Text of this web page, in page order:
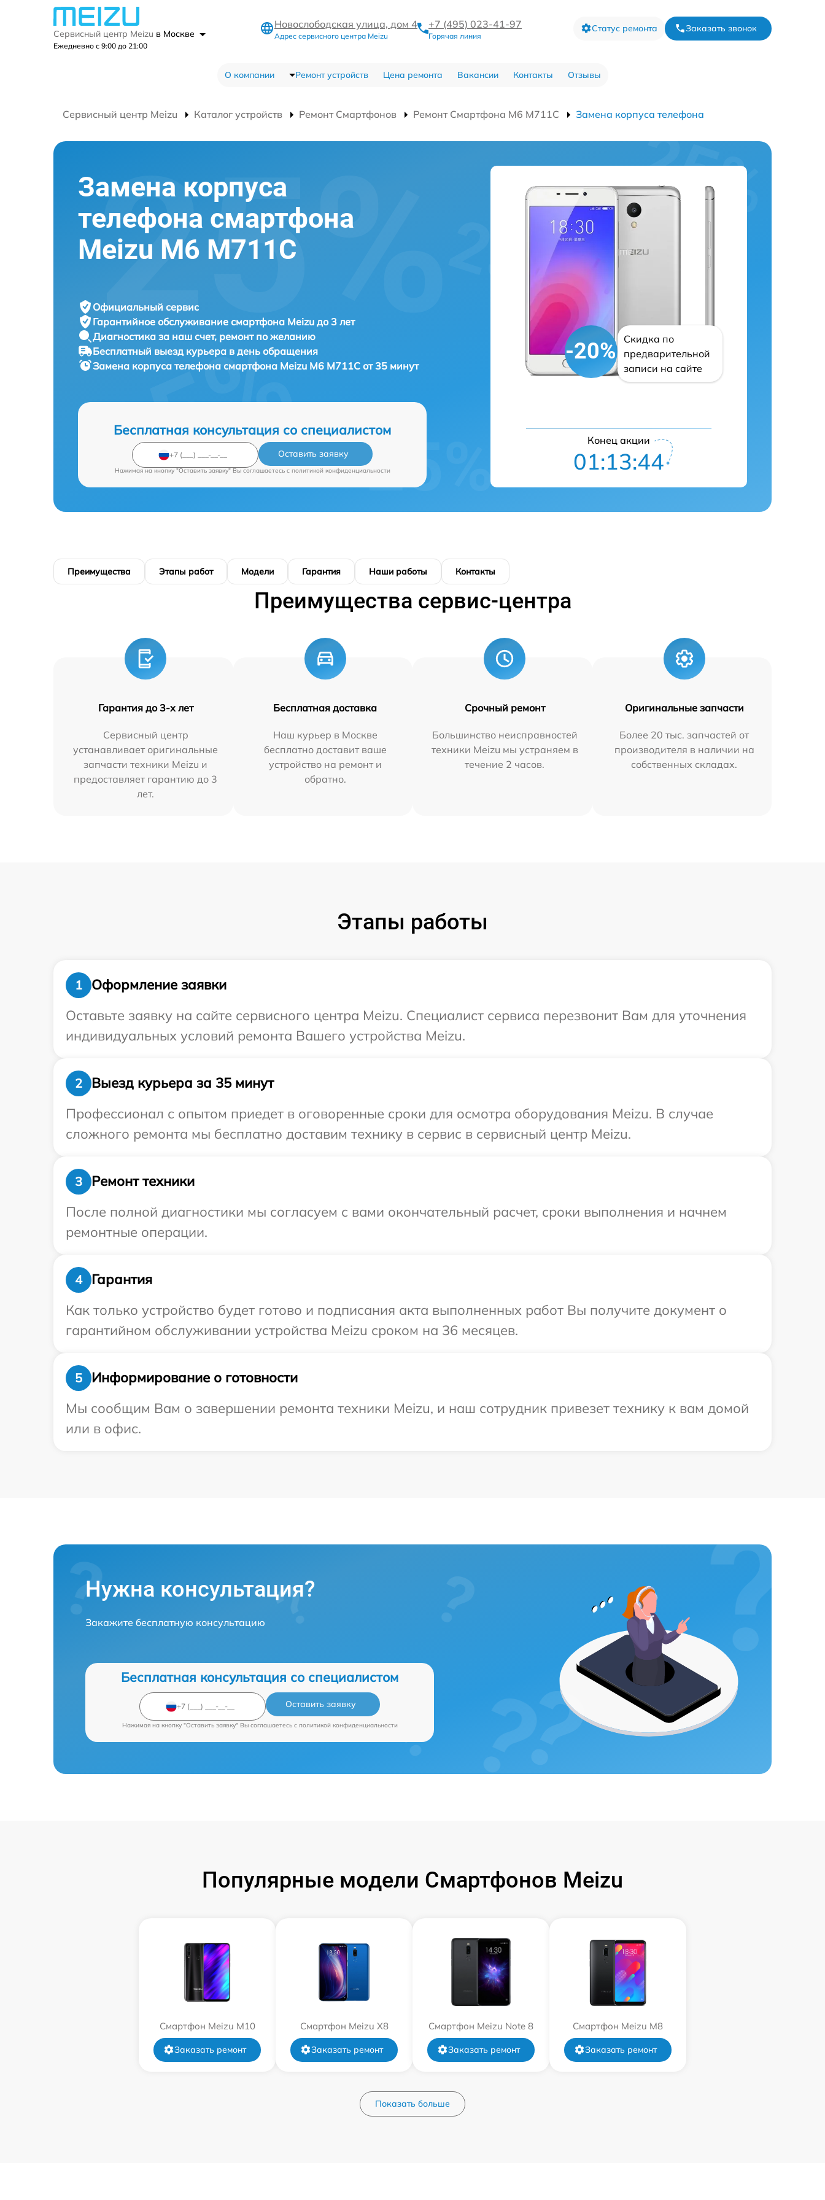
Сервисный центр Meizu в Москве
Ежедневно с 9:00 до 21:00
Новослободская улица, дом 4
Адрес сервисного центра Meizu
+7 (495) 023-41-97
Горячая линия
Статус ремонта Заказать звонок
О компании Ремонт устройств Цена ремонта Вакансии Контакты Отзывы
Сервисный центр Meizu Каталог устройств Ремонт Смартфонов Ремонт Смартфона M6 M711C Замена корпуса телефона
Замена корпуса
телефона смартфона
Meizu M6 M711C
Официальный сервис
Гарантийное обслуживание смартфона Meizu до 3 лет
Диагностика за наш счет, ремонт по желанию
Бесплатный выезд курьера в день обращения
Замена корпуса телефона смартфона Meizu M6 M711C от 35 минут
Бесплатная консультация со специалистом
Оставить заявку
Нажимая на кнопку "Оставить заявку" Вы соглашаетесь c политикой конфиденциальности
-20%
Скидка по
предварительной
записи на сайте
Конец акции
01:13:43
Преимущества Этапы работ Модели Гарантия Наши работы Контакты
Преимущества сервис-центра
Гарантия до 3-х лет
Сервисный центр
устанавливает оригинальные
запчасти техники Meizu и
предоставляет гарантию до 3
лет.
Бесплатная доставка
Наш курьер в Москве
бесплатно доставит ваше
устройство на ремонт и
обратно.
Срочный ремонт
Большинство неисправностей
техники Meizu мы устраняем в
течение 2 часов.
Оригинальные запчасти
Более 20 тыс. запчастей от
производителя в наличии на
собственных складах.
Этапы работы
1
Оформление заявки
Оставьте заявку на сайте сервисного центра Meizu. Специалист сервиса перезвонит Вам для уточнения
индивидуальных условий ремонта Вашего устройства Meizu.
2
Выезд курьера за 35 минут
Профессионал с опытом приедет в оговоренные сроки для осмотра оборудования Meizu. В случае
сложного ремонта мы бесплатно доставим технику в сервис в сервисный центр Meizu.
3
Ремонт техники
После полной диагностики мы согласуем с вами окончательный расчет, сроки выполнения и начнем
ремонтные операции.
4
Гарантия
Как только устройство будет готово и подписания акта выполненных работ Вы получите документ о
гарантийном обслуживании устройства Meizu сроком на 36 месяцев.
5
Информирование о готовности
Мы сообщим Вам о завершении ремонта техники Meizu, и наш сотрудник привезет технику к вам домой
или в офис.
Нужна консультация?
Закажите бесплатную консультацию
Бесплатная консультация со специалистом
Оставить заявку
Нажимая на кнопку "Оставить заявку" Вы соглашаетесь c политикой конфиденциальности
Популярные модели Смартфонов Meizu
Смартфон Meizu M10
Заказать ремонт
Смартфон Meizu X8
Заказать ремонт
Смартфон Meizu Note 8
Заказать ремонт
Смартфон Meizu M8
Заказать ремонт
Показать больше